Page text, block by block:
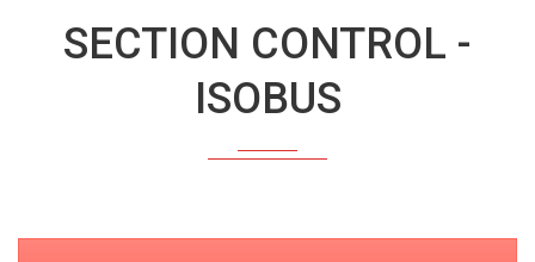
SECTION CONTROL -
ISOBUS